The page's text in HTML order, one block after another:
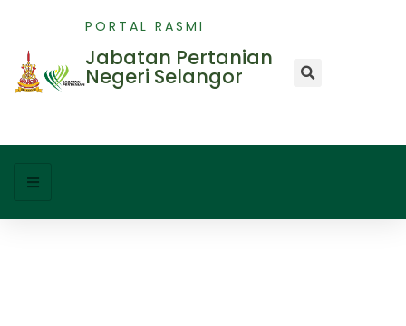
PORTAL RASMI
Jabatan Pertanian
Negeri Selangor